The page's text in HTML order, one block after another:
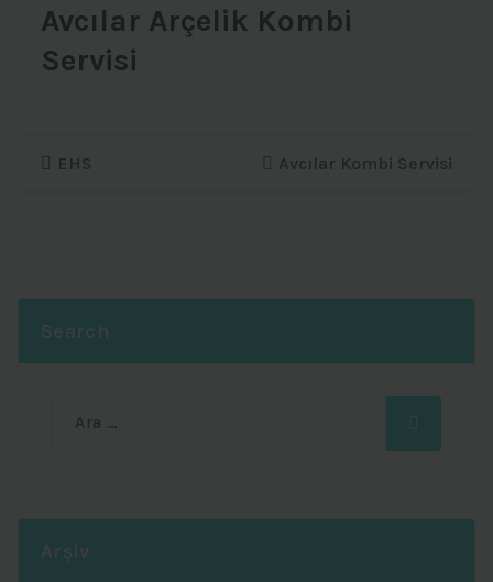
Avcılar Arçelik Kombi
Servisi
EHS Avcılar Kombi Servisi
Search
Arşiv